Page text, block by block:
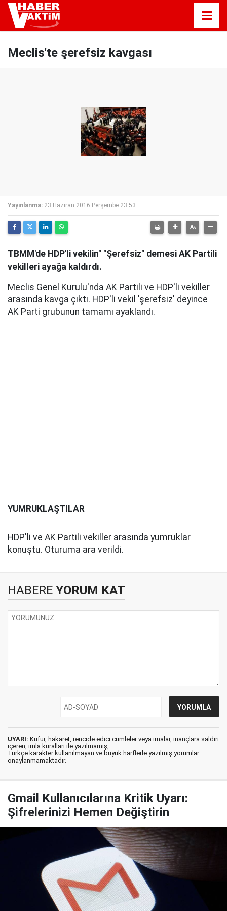
Meclis'te şerefsiz kavgası
Yayınlanma: 23 Haziran 2016 Perşembe 23:53
TBMM'de HDP'li vekilin" "Şerefsiz" demesi AK Partili
vekilleri ayağa kaldırdı.
Meclis Genel Kurulu'nda AK Partili ve HDP'li vekiller
arasında kavga çıktı. HDP'li vekil 'şerefsiz' deyince
AK Parti grubunun tamamı ayaklandı.
YUMRUKLAŞTILAR
HDP'li ve AK Partili vekiller arasında yumruklar
konuştu. Oturuma ara verildi.
HABERE YORUM KAT
UYARI: Küfür, hakaret, rencide edici cümleler veya imalar, inançlara saldırı
içeren, imla kuralları ile yazılmamış,
Türkçe karakter kullanılmayan ve büyük harflerle yazılmış yorumlar
onaylanmamaktadır.
Gmail Kullanıcılarına Kritik Uyarı:
Şifrelerinizi Hemen Değiştirin